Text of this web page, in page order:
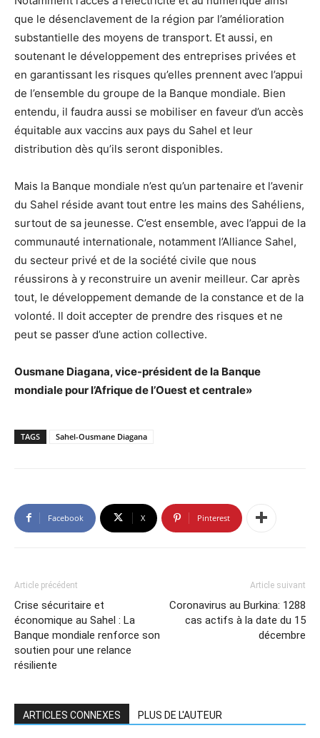
que le désenclavement de la région par l’amélioration
substantielle des moyens de transport. Et aussi, en
soutenant le développement des entreprises privées et
en garantissant les risques qu’elles prennent avec l’appui
de l’ensemble du groupe de la Banque mondiale. Bien
entendu, il faudra aussi se mobiliser en faveur d’un accès
équitable aux vaccins aux pays du Sahel et leur
distribution dès qu’ils seront disponibles.
Mais la Banque mondiale n’est qu’un partenaire et l’avenir
du Sahel réside avant tout entre les mains des Sahéliens,
surtout de sa jeunesse. C’est ensemble, avec l’appui de la
communauté internationale, notamment l’Alliance Sahel,
du secteur privé et de la société civile que nous
réussirons à y reconstruire un avenir meilleur. Car après
tout, le développement demande de la constance et de la
volonté. Il doit accepter de prendre des risques et ne
peut se passer d’une action collective.
Ousmane Diagana, vice-président de la Banque
mondiale pour l’Afrique de l’Ouest et centrale»
TAGS Sahel-Ousmane Diagana
Facebook X Pinterest
Article précédent
Crise sécuritaire et
économique au Sahel : La
Banque mondiale renforce son
soutien pour une relance
résiliente
Article suivant
Coronavirus au Burkina: 1288
cas actifs à la date du 15
décembre
ARTICLES CONNEXES PLUS DE L'AUTEUR